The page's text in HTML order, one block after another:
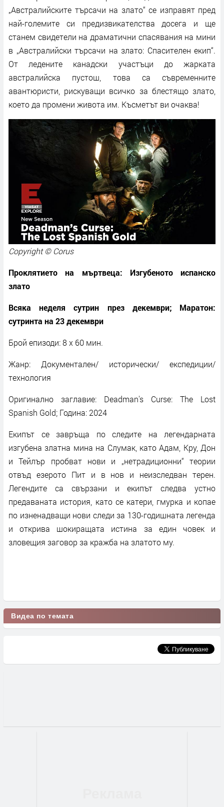
„Австралийските търсачи на злато“ се изправят пред
най-големите си предизвикателства досега и ще
станем свидетели на драматични спасявания на мини
в „Австралийски търсачи на злато: Спасителен екип“.
От ледените канадски участъци до жарката
австралийска пустош, това са съвременните
авантюристи, рискуващи всичко за блестящо злато,
което да промени живота им. Късметът ви очаква!
Copyright © Corus
Проклятието на мъртвеца: Изгубеното испанско
злато
Всяка неделя сутрин през декември; Маратон:
сутринта на 23 декември
Брой епизоди: 8 x 60 мин.
Жанр: Документален/ исторически/ експедиции/
технология
Оригинално заглавие: Deadman's Curse: The Lost
Spanish Gold; Година: 2024
Екипът се завръща по следите на легендарната
изгубена златна мина на Слумак, като Адам, Кру, Дон
и Тейлър пробват нови и „нетрадиционни“ теории
отвъд езерото Пит и в нов и неизследван терен.
Легендите са свързани и екипът следва устно
предаваната история, като се катери, гмурка и копае
по изненадващи нови следи за 130-годишната легенда
и открива шокиращата истина за един човек и
зловещия заговор за кражба на златото му.
Видеа по темата